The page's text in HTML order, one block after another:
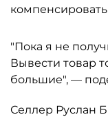
"Пока я не
Вывести товар
большие", —
Селлер Руслан